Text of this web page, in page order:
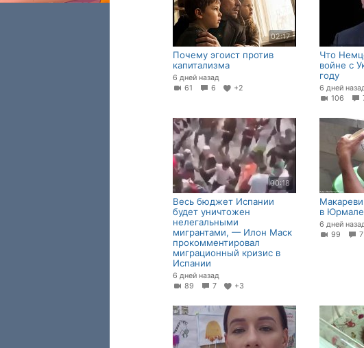
02:17
Почему эгоист против
капитализма
6 дней назад
61
6 +2
Что
войне с
году
6 дней
106
00:18
Весь бюджет Испании
будет уничтожен
нелегальными
мигрантами, — Илон Маск
прокомментировал
миграционный кризис в
Испании
6 дней назад
89
7 +3
в Юрмале
6 дней
99